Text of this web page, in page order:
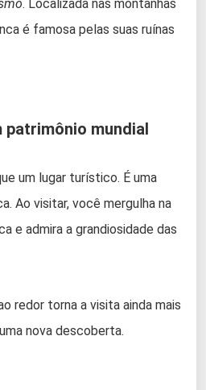
. Localizada nas montanhas
é famosa pelas suas ruínas
patrimônio mundial
um lugar turístico. É uma
Ao visitar, você mergulha na
e admira a grandiosidade das
redor torna a visita ainda mais
nova descoberta.